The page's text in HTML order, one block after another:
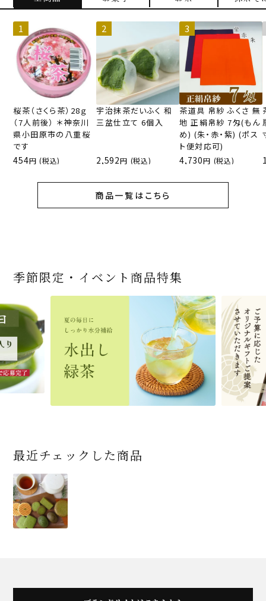
桜茶（さくら茶）28ｇ
（7人前後） ＊神奈川
県小田原市の八重桜
です
454 (税込)
宇治抹茶だいふく 和
三盆仕立て 6個入
2,592 (税込)
茶道具 帛紗 ふくさ 無
地 正絹帛紗 7匁(もん
め) (朱・赤・紫) (ポス
ト便対応可)
4,730 (税込)
商品一覧はこちら
宇治抹茶だいふく 和
三盆仕立て 6個入
2,592 (税込)
お茶屋の京都 宇治抹
1,743 (税込)
宇治抹茶 濃チーズケ
ーキ 『抹茶まる』 1セ
ット6個入
3,240 (税込)
商品一覧はこちら
桜茶（さくら茶）28ｇ
（7人前後） ＊神奈川
県小田原市の八重桜
です
454 (税込)
『釜炒りむぎ茶』 10g
324 (税込)
緑茶ティーパック（セ
ンパックシリーズ） 5g
×50袋
864 (税込)
商品一覧はこちら
宇治抹茶そば3袋・そ
ばつゆ6袋（6人前）セ
ット 化粧箱（カート
ン/ギフトボックス）
3,032 (税込)
【送料込み】宇治抹茶
そば160ｇ×2袋（4人
前）＋特撰そばつゆ4
個（ポスト便）
2,028 (税込)
宇治抹茶そば２袋・そ
ばつゆ４袋（４人前）
竹かごセット
2,278 (税込)
商品一覧はこちら
老舗茶舗の宇治抹茶
かすていらと宇治冠煎
茶の詰合せ
4,112 (税込)
宇治抹茶焼き菓子詰
4,511 (税込)
老舗茶舗のひやひやス
イーツセット 3種6個
3,356 (税込)
商品一覧はこちら
茶道具 帛紗 ふくさ 無
地 正絹帛紗 7匁(もん
め) (朱・赤・紫) (ポス
ト便対応可)
4,730 (税込)
茶道具 扇子（せんす）
扇子 利休百首 白竹 6
1,716 (税込)
おとなのお稽古セット
女子用 裏千家 茶道具
16,500 (税込)
商品一覧はこちら
季節限定・イベント商品特集
最近チェックした商品